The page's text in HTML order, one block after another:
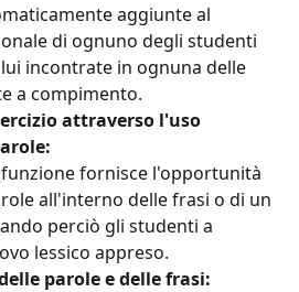
aggiunte al
di ognuno degli studenti
incontrate in ognuna delle
a compimento.
attraverso l'uso
fornisce l'opportunità
all'interno delle frasi o di un
perciò gli studenti a
lessico appreso.
parole e delle frasi: